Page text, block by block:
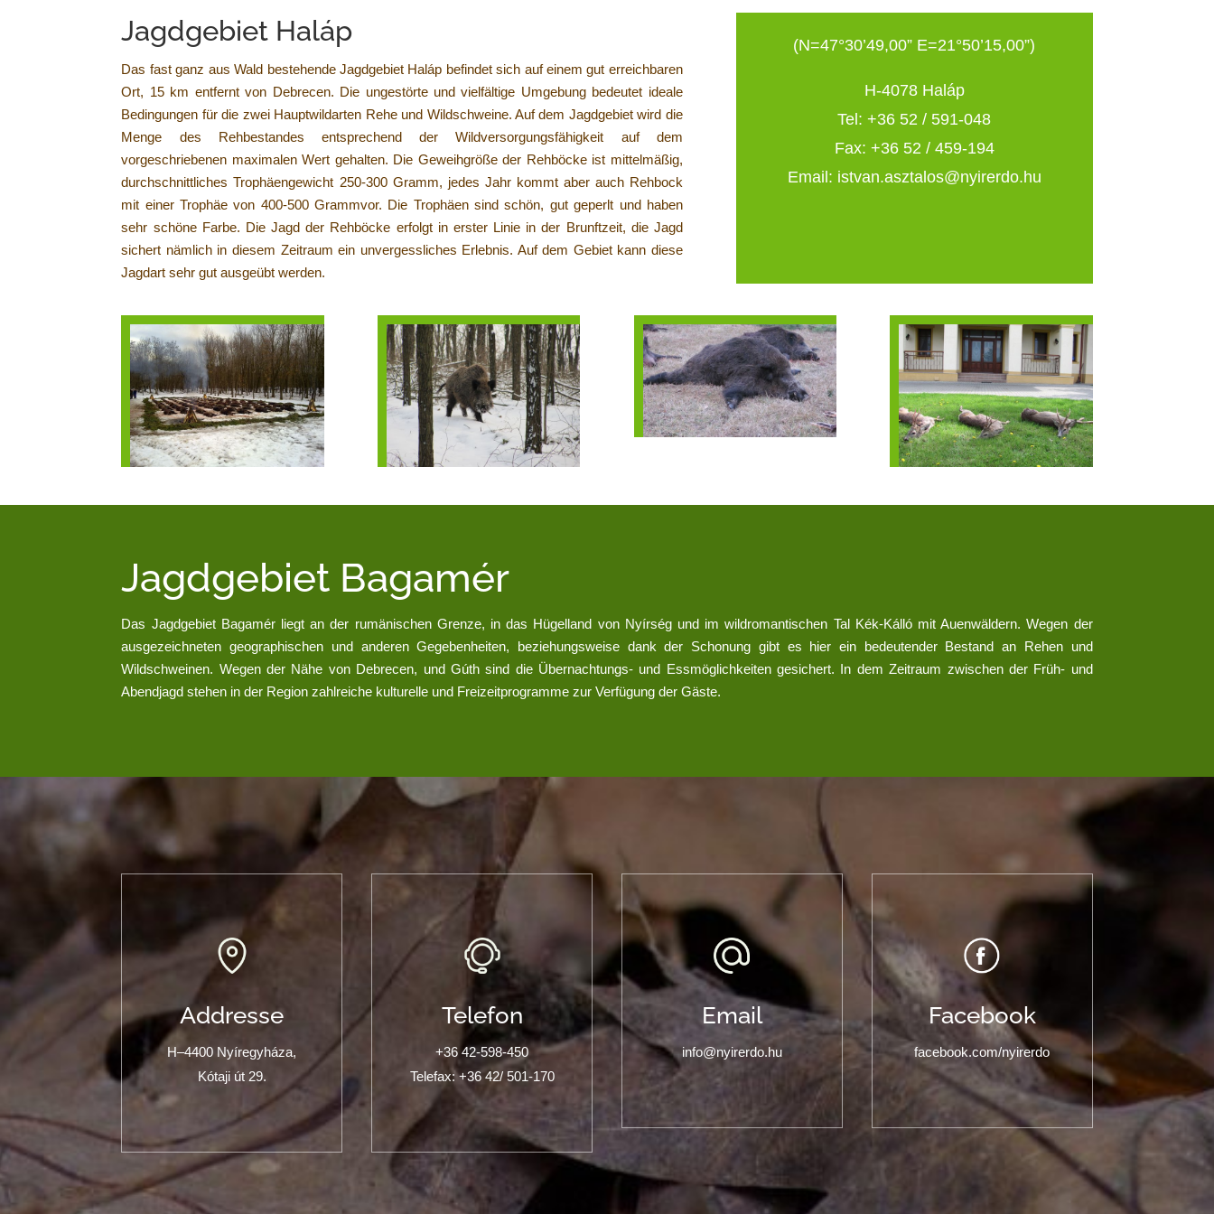
Jagdgebiet Haláp
Das fast ganz aus Wald bestehende Jagdgebiet Haláp befindet sich auf einem gut erreichbaren
Ort, 15 km entfernt von Debrecen. Die ungestörte und vielfältige Umgebung bedeutet ideale
Bedingungen für die zwei Hauptwildarten Rehe und Wildschweine. Auf dem Jagdgebiet wird die
Menge des Rehbestandes entsprechend der Wildversorgungsfähigkeit auf dem
vorgeschriebenen maximalen Wert gehalten. Die Geweihgröße der Rehböcke ist mittelmäßig,
durchschnittliches Trophäengewicht 250-300 Gramm, jedes Jahr kommt aber auch Rehbock
mit einer Trophäe von 400-500 Grammvor. Die Trophäen sind schön, gut geperlt und haben
sehr schöne Farbe. Die Jagd der Rehböcke erfolgt in erster Linie in der Brunftzeit, die Jagd
sichert nämlich in diesem Zeitraum ein unvergessliches Erlebnis. Auf dem Gebiet kann diese
Jagdart sehr gut ausgeübt werden.
(N=47°30’49,00” E=21°50’15,00”)
H-4078 Haláp
Tel: +36 52 / 591-048
Fax: +36 52 / 459-194
Email: istvan.asztalos@nyirerdo.hu
Jagdgebiet Bagamér
Das Jagdgebiet Bagamér liegt an der rumänischen Grenze, in das Hügelland von Nyírség und im wildromantischen Tal Kék-Kálló mit Auenwäldern. Wegen der
ausgezeichneten geographischen und anderen Gegebenheiten, beziehungsweise dank der Schonung gibt es hier ein bedeutender Bestand an Rehen und
Wildschweinen. Wegen der Nähe von Debrecen, und Gúth sind die Übernachtungs- und Essmöglichkeiten gesichert. In dem Zeitraum zwischen der Früh- und
Abendjagd stehen in der Region zahlreiche kulturelle und Freizeitprogramme zur Verfügung der Gäste.
Addresse
H–4400 Nyíregyháza,
Kótaji út 29.
Telefon
+36 42-598-450
Telefax: +36 42/ 501-170
Email
info@nyirerdo.hu
Facebook
facebook.com/nyirerdo